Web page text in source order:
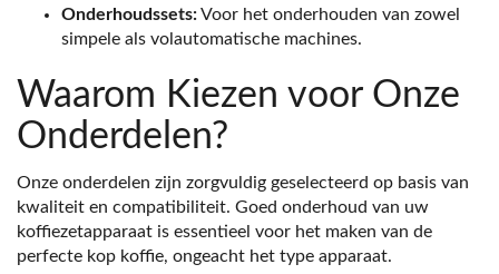
Onderhoudssets:Voor het onderhouden van zowel
simpele als volautomatische machines.
Waarom Kiezen voor Onze
Onderdelen?
Onze onderdelen zijn zorgvuldig geselecteerd op basis van
kwaliteit en compatibiliteit. Goed onderhoud van uw
koffiezetapparaat is essentieel voor het maken van de
perfecte kop koffie, ongeacht het type apparaat.